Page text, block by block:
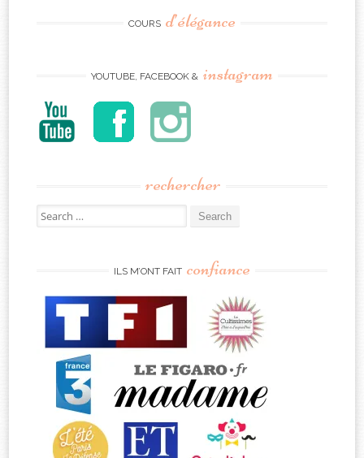
COURS d’élégance
YOUTUBE, FACEBOOK & instagram
rechercher
Search
for:
ILS M’ONT FAIT confiance